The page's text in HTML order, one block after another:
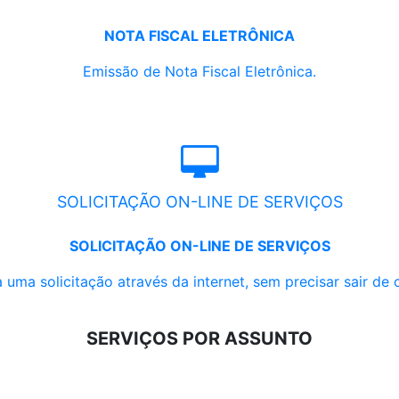
NOTA FISCAL ELETRÔNICA
Emissão de Nota Fiscal Eletrônica.
SOLICITAÇÃO ON-LINE DE SERVIÇOS
SOLICITAÇÃO ON-LINE DE SERVIÇOS
uma solicitação através da internet, sem precisar sair de
SERVIÇOS POR ASSUNTO